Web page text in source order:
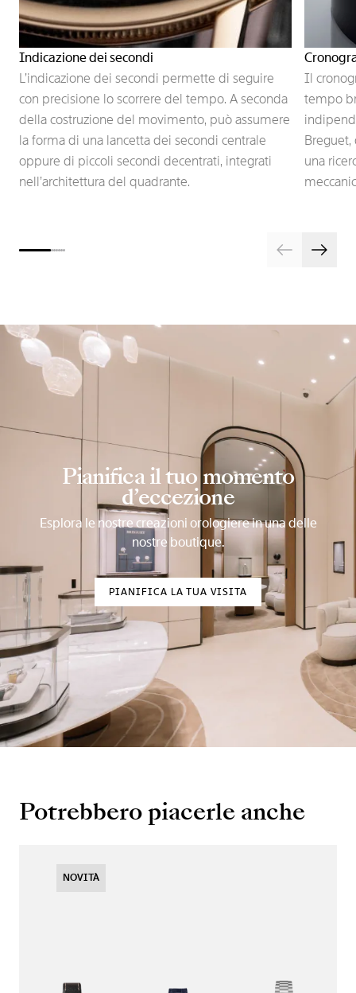
Indicazione dei secondi
L’indicazione dei secondi permette di seguire
con precisione lo scorrere del tempo. A seconda
della costruzione del movimento, può assumere
la forma di una lancetta dei secondi centrale
oppure di piccoli secondi decentrati, integrati
nell’architettura del quadrante.
Il
tempo
Breguet,
una
Pianifica il tuo momento
d’eccezione
Esplora le nostre creazioni orologiere in una delle
nostre boutique.
PIANIFICA LA TUA VISITA
Potrebbero piacerle anche
NOVITÀ